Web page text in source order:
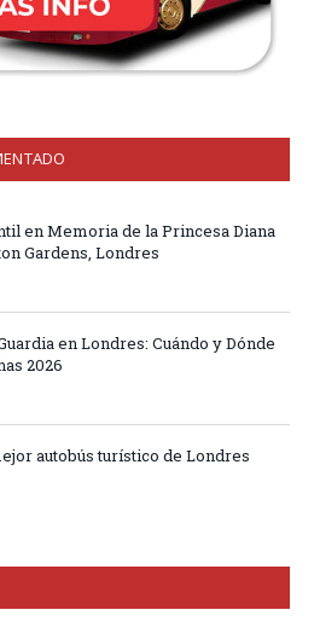
en Memoria de la Princesa Diana
Gardens, Londres
en Londres: Cuándo y Dónde
2026
autobús turístico de Londres